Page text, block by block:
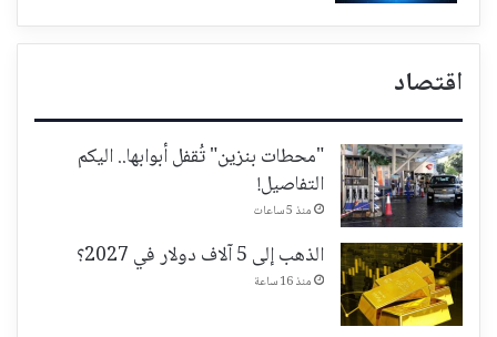
اقتصاد
"محطات بنزين" تُقفل أبوابها.. اليكم
التفاصيل!
منذ 5 ساعات
الذهب إلى 5 آلاف دولار في 2027؟
منذ 16 ساعة